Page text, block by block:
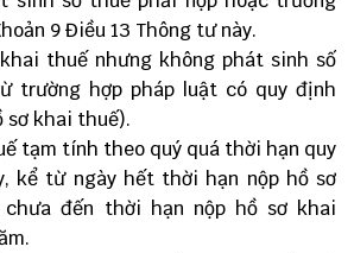
9 Điều 13 Thông tư này.
thuế nhưng không phát sinh số
trường hợp pháp luật có quy định
sơ khai thuế).
tạm tính theo quý quá thời hạn quy
kể từ ngày hết thời hạn nộp hồ sơ
đến thời hạn nộp hồ sơ khai